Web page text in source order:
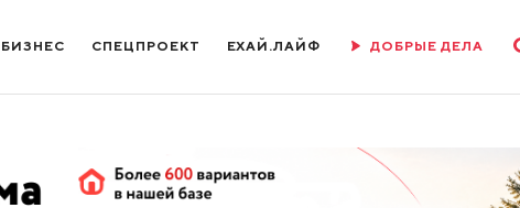
БИЗНЕС СПЕЦПРОЕКТ ЕХАЙ.ЛАЙФ ДОБРЫЕ ДЕЛА